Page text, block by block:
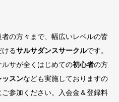
の方々まで、幅広いレベルの皆
けるサルサダンスサークルです。
ルサが全くはじめての初心者の方
ッスンなども実施しておりますの
参加ください。入会金＆登録料